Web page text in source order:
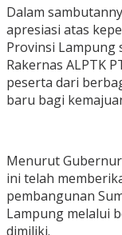
Dalam
apresiasi atas
Provinsi Lampung
Rakernas ALPTK
peserta dari
baru bagi
Menurut
ini telah
pembangunan
Lampung melalui
dimiliki.